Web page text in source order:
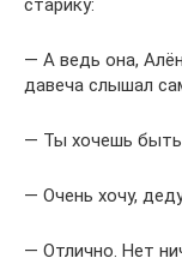
старику:
— А ведь она,
давеча слышал
— Ты хочешь быть
— Очень хочу,
— Отлично. Нет